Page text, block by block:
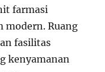
farmasi
modern. Ruang
fasilitas
kenyamanan